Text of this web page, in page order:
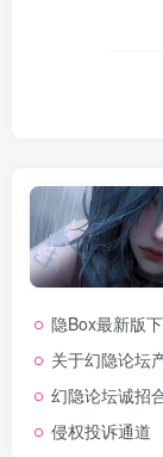
隐Box最新版
关于幻隐论坛
幻隐论坛诚招
侵权投诉通道